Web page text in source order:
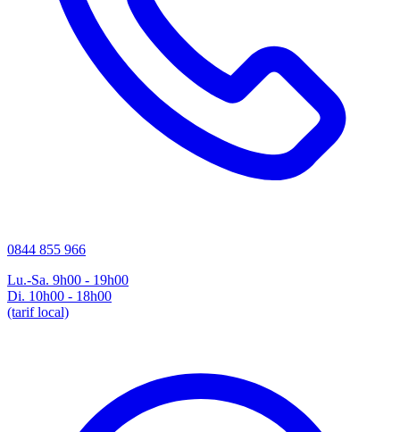
0844 855 966
Lu.-Sa. 9h00 - 19h00
Di. 10h00 - 18h00
(tarif local)